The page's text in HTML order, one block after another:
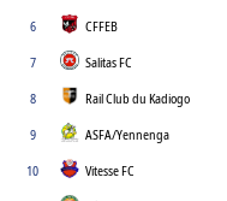
6
CFFEB
7
Salitas FC
8
Rail Club du Kadiogo
9
ASFA/Yennenga
10
Vitesse FC